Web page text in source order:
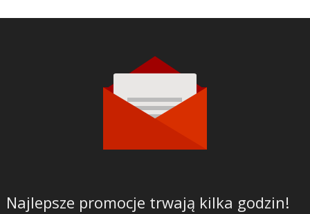
Najlepsze promocje trwają kilka godzin!